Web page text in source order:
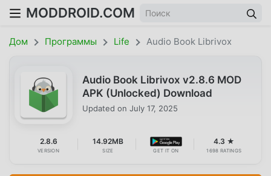
MODDROID.COM
Дом Программы Life Audio Book Librivox
Audio Book Librivox v2.8.6 MOD
APK (Unlocked) Download
Updated on July 17, 2025
2.8.6
VERSION
14.92MB
SIZE GET IT ON
4.3 ★
1698 RATINGS